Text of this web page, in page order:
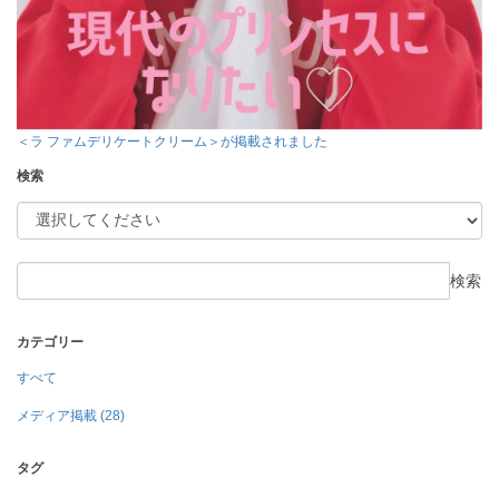
＜ラ ファムデリケートクリーム＞が掲載されました
検索
検索
カテゴリー
すべて
メディア掲載 (28)
タグ